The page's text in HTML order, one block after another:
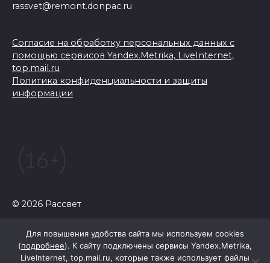
rassvet@remont.donpac.ru
Согласие на обработку персональных данных с
помощью сервисов Yandex.Metrika, LiveInternet,
top.mail.ru
Политика конфиденциальности и защиты
информации
© 2026 Рассвет
Для повышения удобства сайта мы используем cookies
(подробнее). К сайту подключены сервисы Yandex.Metrika,
LiveInternet, top.mail.ru, которые также использует файлы